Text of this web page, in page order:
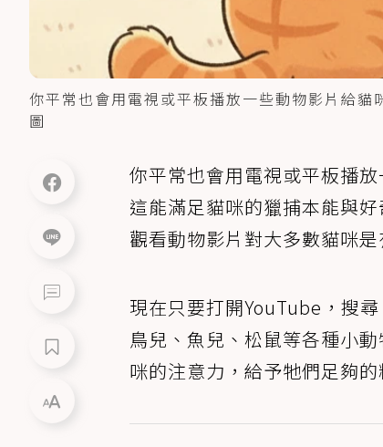
你平常也會用電視或平板播放一些動物影片給
圖
你平常也會用電視或平板播
這能滿足貓咪的獵捕本能與
觀看動物影片對大多數貓咪
現在只要打開YouTube，搜
鳥兒、魚兒、松鼠等各種小
咪的注意力，給予牠們足夠的